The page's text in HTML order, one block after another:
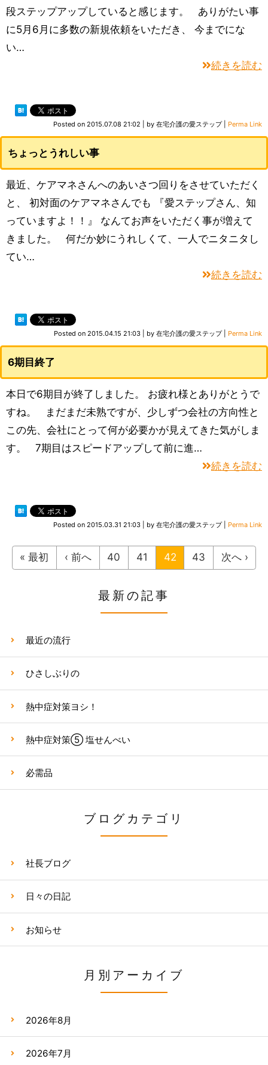
段ステップアップしていると感じます。 ありがたい事
に5月6月に多数の新規依頼をいただき、 今までにな
い…
続きを読む
Posted on 2015.07.08 21:02 by 在宅介護の愛ステップ| Perma Link
ちょっとうれしい事
最近、ケアマネさんへのあいさつ回りをさせていただく
と、 初対面のケアマネさんでも 『愛ステップさん、知
っていますよ！！』 なんてお声をいただく事が増えて
きました。 何だか妙にうれしくて、一人でニタニタし
てい…
続きを読む
Posted on 2015.04.15 21:03 by 在宅介護の愛ステップ| Perma Link
6期目終了
本日で6期目が終了しました。 お疲れ様とありがとうで
すね。 まだまだ未熟ですが、少しずつ会社の方向性と
この先、会社にとって何が必要かが見えてきた気がしま
す。 7期目はスピードアップして前に進…
続きを読む
Posted on 2015.03.31 21:03 by 在宅介護の愛ステップ| Perma Link
« 最初 ‹ 前へ 40 41 42 43 次へ ›
最新の記事
最近の流行
ひさしぶりの
熱中症対策ヨシ！
熱中症対策⑤ 塩せんべい
必需品
ブログカテゴリ
社長ブログ
日々の日記
お知らせ
月別アーカイブ
2026年8月
2026年7月